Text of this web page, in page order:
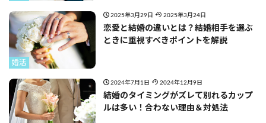
婚活
2025年3月29日 2025年3月24日
恋愛と結婚の違いとは？結婚相手を選ぶ
ときに重視すべきポイントを解説
2024年7月1日 2024年12月9日
結婚のタイミングがズレて別れるカップ
ルは多い！合わない理由＆対処法